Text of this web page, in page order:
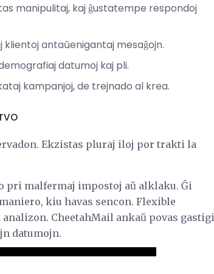
manipulitaj, kaj ĝustatempe respondoj
klientoj antaŭenigantaj mesaĝojn.
datumoj kaj pli.
kampanjoj, de trejnado al krea.
Ekzistas pluraj iloj por trakti la
pri malfermaj impostoj aŭ alklaku. Ĝi
kiu havas sencon. Flexible
CheetahMail ankaŭ povas gastigi
datumojn.